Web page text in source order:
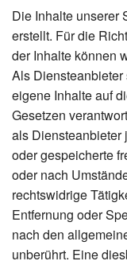
Die Inhalte unserer
erstellt. Für die
der Inhalte können
Als
eigene Inhalte auf
Gesetzen
als Diensteanbieter
oder gespeicherte
oder nach
rechtswidrige
Entfernung oder
nach den
unberührt. Eine